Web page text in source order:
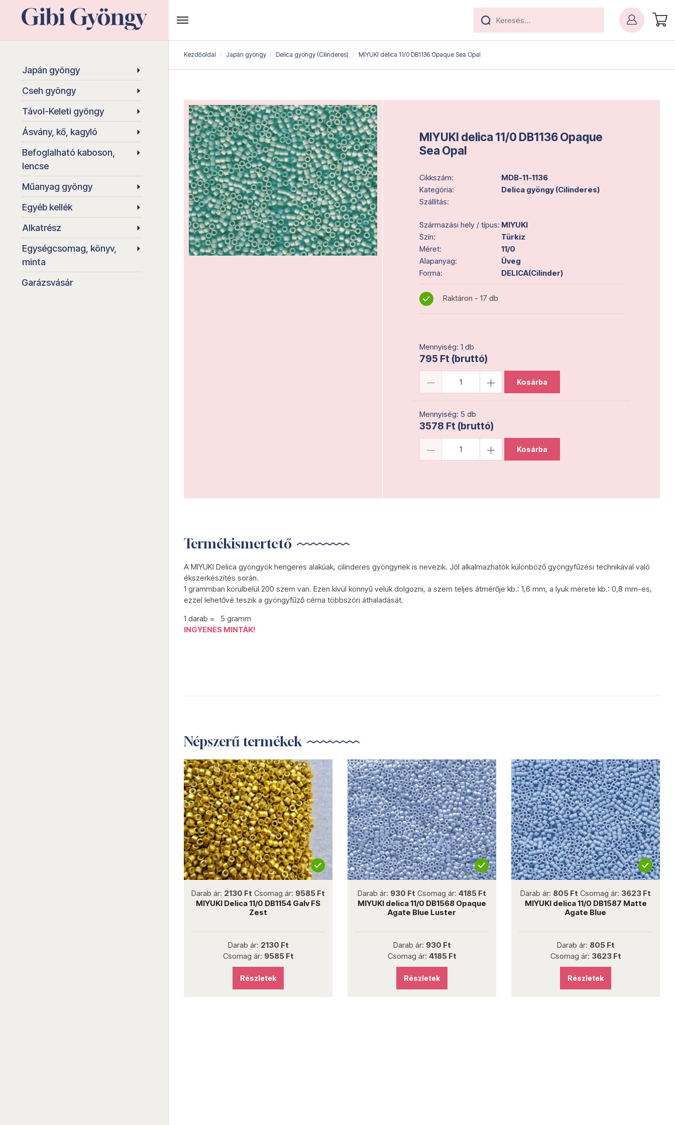
Japán gyöngy
Cseh gyöngy
Távol-Keleti gyöngy
Ásvány, kő, kagyló
Befoglalható kaboson,
lencse
Műanyag gyöngy
Egyéb kellék
Alkatrész
Egységcsomag, könyv,
minta
Garázsvásár
Kezdőoldal Japán gyöngy Delica gyöngy (Cilinderes) MIYUKI delica 11/0 DB1136 Opaque Sea Opal
MIYUKI delica 11/0 DB1136 Opaque
Sea Opal
Cikkszám:
MDB-11-1136
Kategória:
Delica gyöngy (Cilinderes)
Szállítás:
Származási hely / típus: MIYUKI
Szín:
Türkiz
Méret:
11/0
Alapanyag:
Üveg
Forma:
DELICA(Cilinder)
Raktáron - 17 db
Mennyiség: 1 db
795 Ft (bruttó)
Kosárba
Mennyiség: 5 db
3578 Ft (bruttó)
Kosárba
Termékismertető
A MIYUKI Delica gyöngyök hengeres alakúak, cilinderes gyöngynek is nevezik. Jól alkalmazhatók különböző gyöngyfűzési technikával való
ékszerkészítés során.
1 grammban körülbelül 200 szem van. Ezen kívül könnyű velük dolgozni, a szem teljes átmérője kb.: 1,6 mm, a lyuk mérete kb.: 0,8 mm-es,
ezzel lehetővé teszik a gyöngyfűző cérna többszöri áthaladását.
1 darab = 5 gramm
INGYENES MINTÁK!
Népszerű termékek
Darab ár: 2130 Ft Csomag ár: 9585 Ft
MIYUKI Delica 11/0 DB1154 Galv FS
Zest
Darab ár: 2130 Ft
Csomag ár: 9585 Ft
Részletek
Darab ár: 930 Ft Csomag ár: 4185 Ft
MIYUKI delica 11/0 DB1568 Opaque
Agate Blue Luster
Darab ár: 930 Ft
Csomag ár: 4185 Ft
Részletek
Darab ár: 805 Ft Csomag ár: 3623 Ft
MIYUKI delica 11/0 DB1587 Matte
Agate Blue
Darab ár: 805 Ft
Csomag ár: 3623 Ft
Részletek